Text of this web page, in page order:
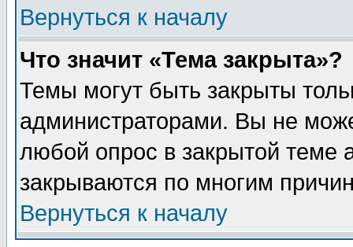
Вернуться к началу
Что значит «Тема закрыта»?
Темы могут быть закрыты
администраторами. Вы не
любой опрос в закрытой теме
закрываются по многим
Вернуться к началу